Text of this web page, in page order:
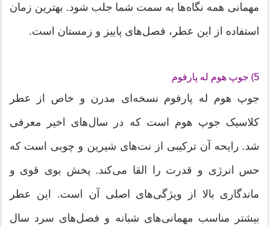
مهمانی همه نگاه‌ها به سمت شما جلب شود. بهترین زمان
استفاده از این عطر، فصل‌های پاییز و زمستان است.
5) جوپ هوم له پارفوم
جوپ هوم له پارفوم نسخه‌ای مدرن و خاص از عطر
کلاسیک جوپ هوم است که در سال‌های اخیر معرفی
شد. رایحه آن ترکیبی از نت‌های شیرین و چوبی است که
حس انرژی و قدرت را القا می‌کند. پخش بوی قوی و
ماندگاری بالا از ویژگی‌های اصلی آن است. این عطر
بیشتر مناسب مهمانی‌های شبانه و فصل‌های سرد سال